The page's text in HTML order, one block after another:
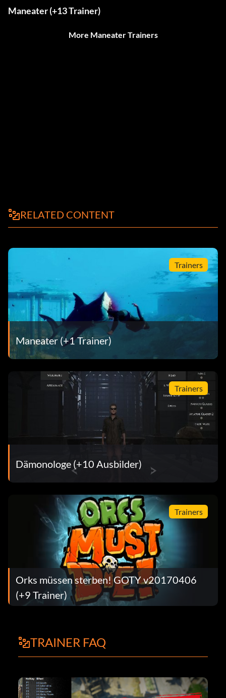
Maneater (+13 Trainer)
More Maneater Trainers
RELATED CONTENT
Trainers
Maneater (+1 Trainer)
Trainers
Dämonologe (+10 Ausbilder)
Trainers
Orks müssen sterben! GOTY v20170406
(+9 Trainer)
TRAINER FAQ